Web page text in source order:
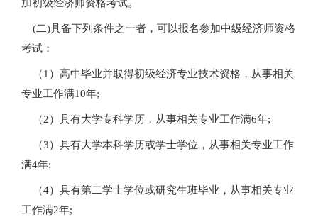
加初级经济师资格考试。
(二)具备下列条件之一者，可以报名参加中级经济师资格
考试：
（1）高中毕业并取得初级经济专业技术资格，从事相关
专业工作满10年;
（2）具有大学专科学历，从事相关专业工作满6年;
（3）具有大学本科学历或学士学位，从事相关专业工作
满4年;
（4）具有第二学士学位或研究生班毕业，从事相关专业
工作满2年;